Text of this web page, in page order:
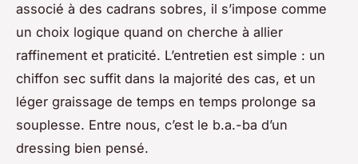
associé à des cadrans sobres, il s’impose comme
un choix logique quand on cherche à allier
raffinement et praticité. L’entretien est simple : un
chiffon sec suffit dans la majorité des cas, et un
léger graissage de temps en temps prolonge sa
souplesse. Entre nous, c’est le b.a.-ba d’un
dressing bien pensé.